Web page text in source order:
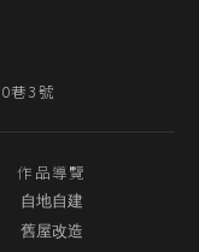
巷3號
作品導覽
自地自建
舊屋改造